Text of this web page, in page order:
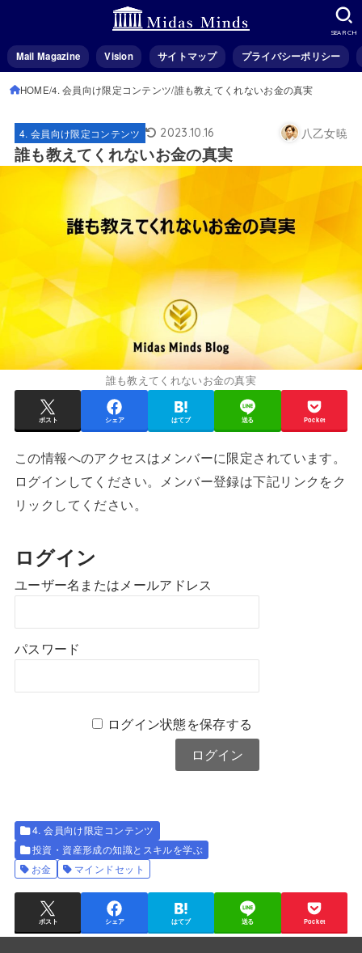
Mail Magazine Vision サイトマップ プライバシーポリシー
SEARCH
HOME 4. 会員向け限定コンテンツ 誰も教えてくれないお金の真実
4. 会員向け限定コンテンツ 2023.10.16 八乙女暁
誰も教えてくれないお金の真実
誰も教えてくれないお金の真実
ポスト シェア はてブ 送る Pocket
この情報へのアクセスはメンバーに限定されています。
ログインしてください。メンバー登録は下記リンクをク
リックしてください。
ログイン
ユーザー名またはメールアドレス
パスワード
ログイン状態を保存する
4. 会員向け限定コンテンツ
投資・資産形成の知識とスキルを学ぶ
お金
マインドセット
ポスト シェア はてブ 送る Pocket